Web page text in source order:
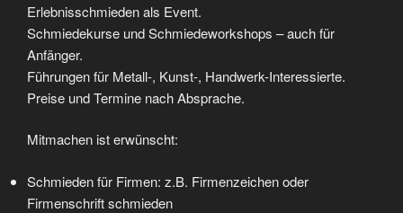
Erlebnisschmieden als Event.
Schmiedekurse und Schmiedeworkshops – auch für
Anfänger.
Führungen für Metall-, Kunst-, Handwerk-Interessierte.
Preise und Termine nach Absprache.
Mitmachen ist erwünscht:
Schmieden für Firmen: z.B. Firmenzeichen oder
Firmenschrift schmieden